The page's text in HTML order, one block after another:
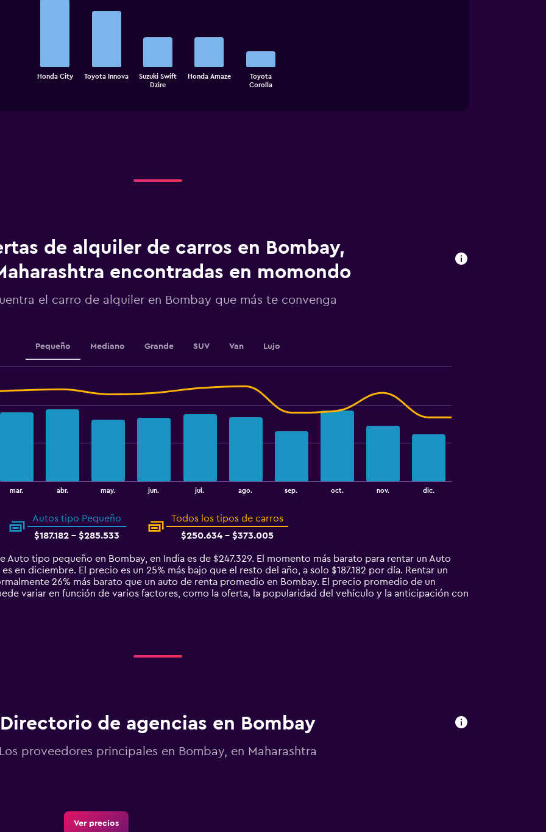
chart
Y
axis
displaying
values.
0
Honda City Toyota Innova
Suzuki Swift
Dzire
Honda Amaze
Toyota
Corolla
de alquiler de carros en Bombay,
encontradas en momondo
el carro de alquiler en Bombay que más te convenga
Pequeño Mediano Grande SUV Van Lujo
mar. abr. may. jun. jul. ago. sep. oct. nov. dic.
Autos tipo Pequeño
$187.182 - $285.533
Todos los tipos de carros
$250.634 - $373.005
Auto tipo pequeño en Bombay, en India es de $247.329. El momento más barato para rentar un Auto
en diciembre. El precio es un 25% más bajo que el resto del año, a solo $187.182 por día. Rentar un
26% más barato que un auto de renta promedio en Bombay. El precio promedio de un
variar en función de varios factores, como la oferta, la popularidad del vehículo y la anticipación con
Directorio de agencias en Bombay
Los proveedores principales en Bombay, en Maharashtra
Ver precios